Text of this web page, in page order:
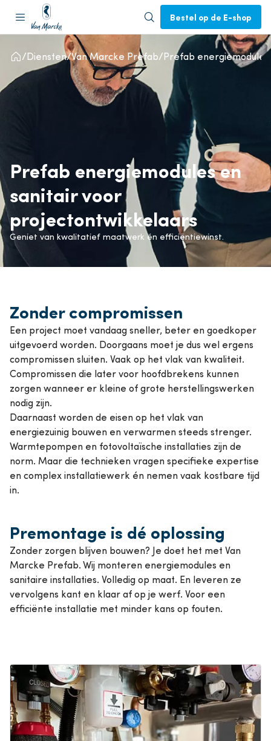
Bestel op de E-shop
Diensten Van Marcke Prefab Prefab
Prefab energiemodules en
sanitair voor
projectontwikkelaars
Geniet van kwalitatief maatwerk én efficiëntiewinst.
Zonder compromissen
Een project moet vandaag sneller, beter en goedkoper
uitgevoerd worden. Doorgaans moet je dus wel ergens
compromissen sluiten. Vaak op het vlak van kwaliteit.
Compromissen die later voor hoofdbrekens kunnen
zorgen wanneer er kleine of grote herstellingswerken
nodig zijn.
Daarnaast worden de eisen op het vlak van
energiezuinig bouwen en verwarmen steeds strenger.
Warmtepompen en fotovoltaïsche installaties zijn de
norm. Maar die technieken vragen specifieke expertise
en complex installatiewerk én nemen vaak kostbare tijd
in.
Premontage is dé oplossing
Zonder zorgen blijven bouwen? Je doet het met Van
Marcke Prefab. Wij monteren energiemodules en
sanitaire installaties. Volledig op maat. En leveren ze
vervolgens kant en klaar af op je werf. Voor een
efficiënte installatie met minder kans op fouten.